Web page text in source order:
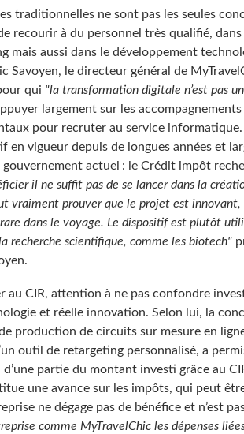
traditionnelles ne sont pas les seules
recourir à du personnel très qualifié, dans
mais aussi dans le développement
Savoyen, le directeur général de
qui "la transformation digitale n’est pas
largement sur les accompagnements
pour recruter au service informatique.
en vigueur depuis de longues années et
actuel : le Crédit impôt
il ne suffit pas de se lancer dans la
vraiment prouver que le projet est innovant,
dans le voyage. Le dispositif est plutôt
recherche scientifique, comme les biotech"
au CIR, attention à ne pas confondre
et réelle innovation. Selon lui, la
production de circuits sur mesure en
outil de retargeting personnalisé, a
partie du montant investi grâce au
une avance sur les impôts, qui peut
ne dégage pas de bénéfice et n’est
comme MyTravelChic les dépenses